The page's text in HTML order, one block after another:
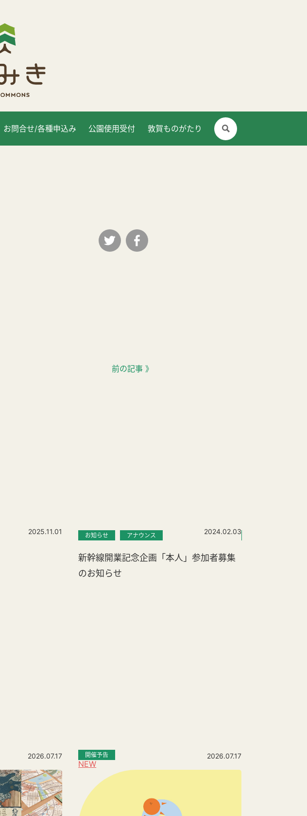
お問合せ/各種申込み 公園使用受付 敦賀ものがたり
前の記事 》
2025.11.01 お知らせ アナウンス 2024.02.03
新幹線開業記念企画「本人」参加者募集
のお知らせ
2026.07.17
NEW
開催予告 2026.07.17